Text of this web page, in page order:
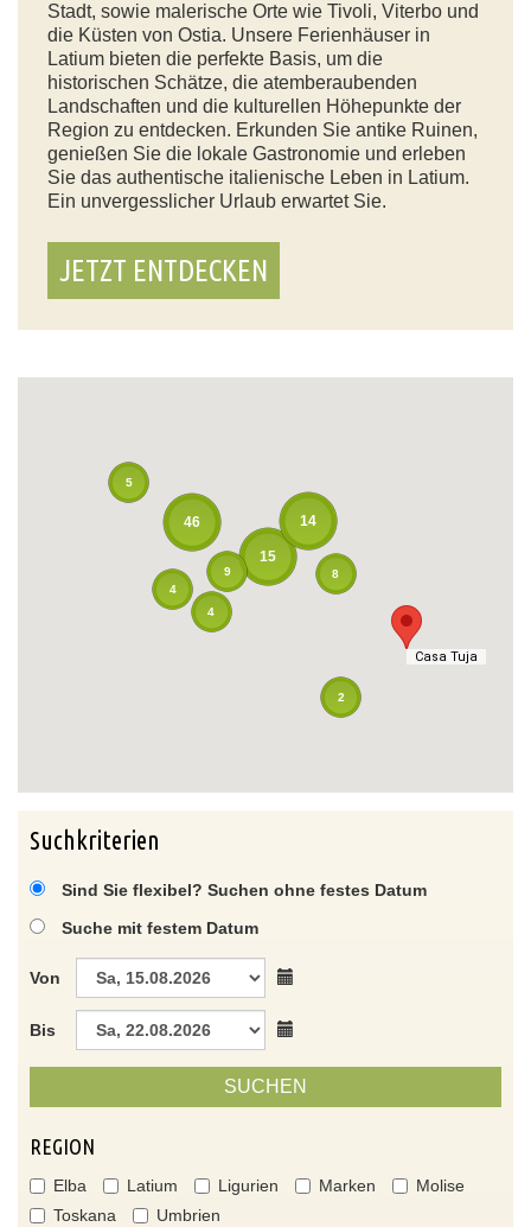
Stadt, sowie malerische Orte wie Tivoli, Viterbo und
die Küsten von Ostia. Unsere Ferienhäuser in
Latium bieten die perfekte Basis, um die
historischen Schätze, die atemberaubenden
Landschaften und die kulturellen Höhepunkte der
Region zu entdecken. Erkunden Sie antike Ruinen,
genießen Sie die lokale Gastronomie und erleben
Sie das authentische italienische Leben in Latium.
Ein unvergesslicher Urlaub erwartet Sie.
JETZT ENTDECKEN
Casa Tuja
46
15
14
Casa Tuja
2
4
5
8
4
9
Suchkriterien
Sind Sie flexibel? Suchen ohne festes Datum
Suche mit festem Datum
Von
Bis
SUCHEN
REGION
Elba Latium Ligurien Marken
Molise
Toskana
Umbrien